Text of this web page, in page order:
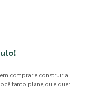
!
comprar e construir a
tanto planejou e quer